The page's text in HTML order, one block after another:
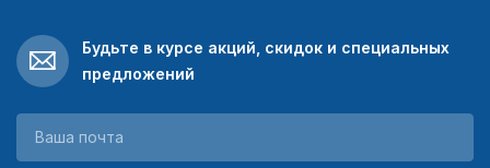
Будьте в курсе акций, скидок и специальных
предложений